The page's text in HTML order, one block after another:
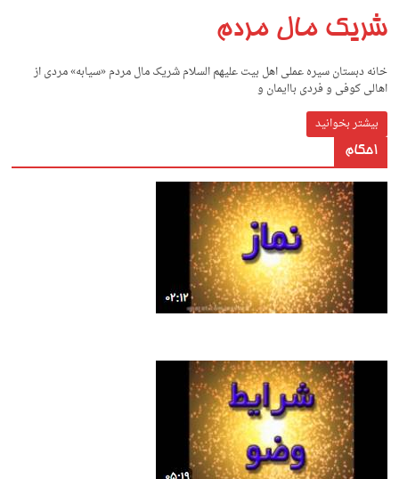
شریک مال مردم
خانه دبستان سیره عملی اهل بیت علیهم السلام شریک مال مردم «سیابه» مردی از
اهالی کوفی و فردی باایمان و
بیشتر بخوانید
احکام